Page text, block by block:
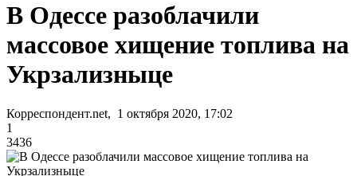
В Одессе разоблачили
массовое хищение топлива на
Укрзализныце
Корреспондент.net, 1 октября 2020, 17:02
1
3436